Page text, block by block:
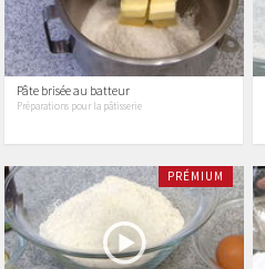
Pâte brisée au batteur
Préparations pour la pâtisserie
PRÉMIUM